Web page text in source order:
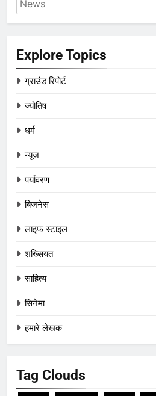
Explore Topics
ग्राउंड रिपोर्ट
ज्योतिष
धर्म
न्यूज
पर्यावरण
बिजनेस
लाइफ स्टाइल
शख्सियत
साहित्य
सिनेमा
हमारे लेखक
Tag Clouds